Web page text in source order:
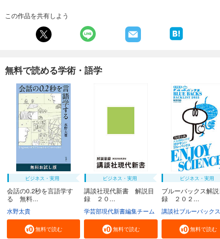
この作品を共有しよう
無料で読める学術・語学
ビジネス・実用
会話の0.2秒を言語学す
る 無料...
水野太貴
無料で読む
ビジネス・実用
講談社現代新書 解説目
録 ２０...
学芸部現代新書編集チーム
無料で読む
ビジネス・実用
ブルーバックス解
録 ２０２...
講談社ブルーバックス
無料で読む